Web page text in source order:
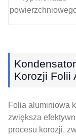
Korozji Folii
Folia aluminiowa
zwiększa
procesu korozji,